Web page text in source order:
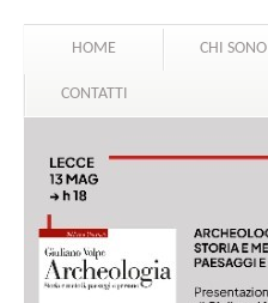
HOME CHI SONO
CONTATTI